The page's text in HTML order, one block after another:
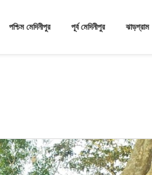
পশ্চিম মেদিনীপুর পূর্ব মেদিনীপুর ঝাড়গ্রাম